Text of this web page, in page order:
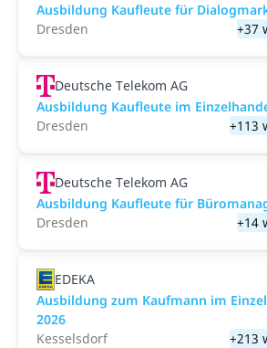
Ausbildung Kaufleute für
Dresden
+37
Deutsche Telekom AG
Ausbildung Kaufleute im
Dresden
+113
Deutsche Telekom AG
Ausbildung Kaufleute für
Dresden
+14
EDEKA
Ausbildung zum Kaufmann im
2026
Kesselsdorf
+213